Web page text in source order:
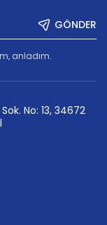
GÖNDER
anladım.
No: 13, 34672